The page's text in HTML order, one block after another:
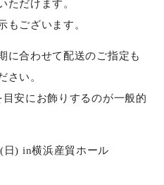
ただけます。
もございます。
に合わせて配送のご指定も
さい。
安にお飾りするのが一般的
) in横浜産貿ホール